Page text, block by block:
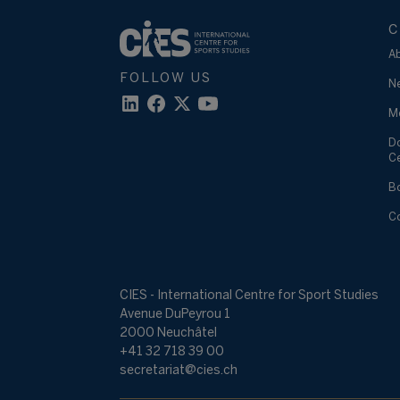
FOLLOW US
CIES - International Centre for Sport Studies
Avenue DuPeyrou 1
2000 Neuchâtel
+41 32 718 39 00
secretariat@cies.ch